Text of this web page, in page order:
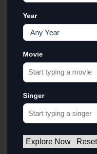
Year
Movie
Singer
Explore Now Reset